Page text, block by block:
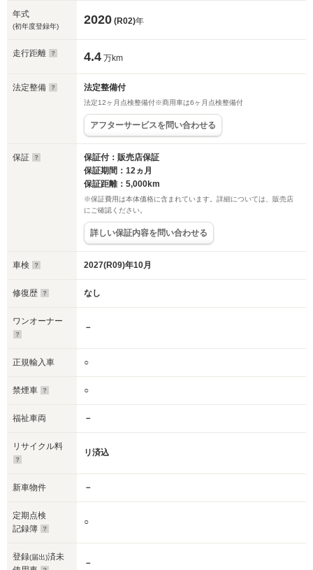
年式
(初年度登録年) 2020 (R02)年
走行距離 4.4 万km
法定整備 法定整備付
法定12ヶ月点検整備付※商用車は6ヶ月点検整備付
アフターサービスを問い合わせる
保証
保証付：販売店保証
保証期間：12ヵ月
保証距離：5,000km
※保証費用は本体価格に含まれています。詳細については、販売店
にご確認ください。
詳しい保証内容を問い合わせる
車検 2027(R09)年10月
修復歴 なし
ワンオーナー
－
正規輸入車 ○
禁煙車 ○
福祉車両 －
リサイクル料
リ済込
新車物件 －
定期点検
記録簿
○
登録(届出)済未
－